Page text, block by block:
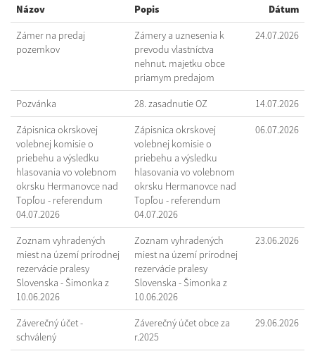
Názov
Popis Dátum
Zámer na predaj
pozemkov
Zámery a uznesenia k
prevodu vlastníctva
nehnut. majetku obce
priamym predajom
24.07.2026
Pozvánka 28. zasadnutie OZ 14.07.2026
Zápisnica okrskovej
volebnej komisie o
priebehu a výsledku
hlasovania vo volebnom
okrsku Hermanovce nad
Topľou - referendum
04.07.2026
Zápisnica okrskovej
volebnej komisie o
priebehu a výsledku
hlasovania vo volebnom
okrsku Hermanovce nad
Topľou - referendum
04.07.2026
06.07.2026
Zoznam vyhradených
miest na území prírodnej
rezervácie pralesy
Slovenska - Šimonka z
10.06.2026
Zoznam vyhradených
miest na území prírodnej
rezervácie pralesy
Slovenska - Šimonka z
10.06.2026
23.06.2026
Záverečný účet -
schválený
Záverečný účet obce za
r.2025
29.06.2026